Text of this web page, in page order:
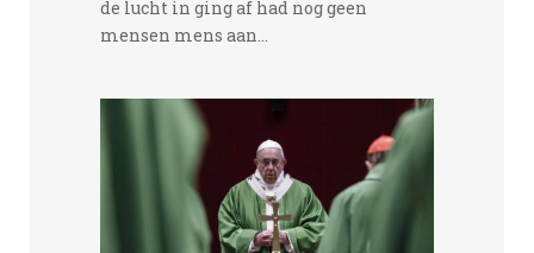
de lucht in ging af had nog geen
mensen mens aan...